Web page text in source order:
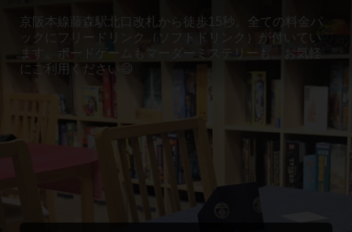
京阪本線藤森駅北口改札から徒歩15秒。全ての料金パ
ックにフリードリンク（ソフトドリンク）が付いてい
ます。ボードゲームもマーダーミステリーも、お気軽
にご利用ください😄